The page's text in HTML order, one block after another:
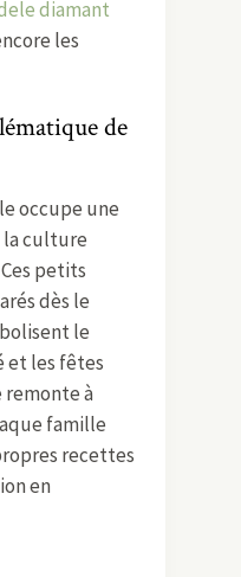
diamant
les
de
occupe une
la culture
petits
dès le
le
et les fêtes
remonte à
famille
recettes
en